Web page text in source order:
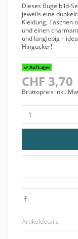
Dieses Bügelbild-
jeweils eine
Kleidung, Taschen
und einen
und langlebig –
Hingucker!
Auf Lager
CHF 3,70
Bruttopreis inkl.
Artikeldetails